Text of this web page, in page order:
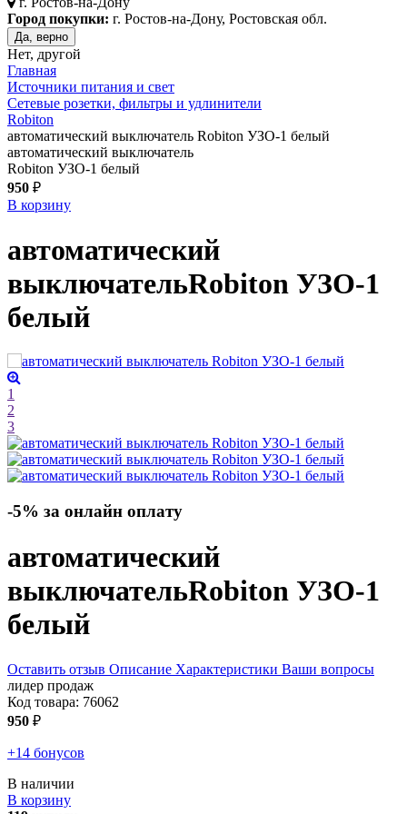
Город покупки: г. Ростов-на-Дону, Ростовская обл.
Да, верно
Нет, другой
Главная
Источники питания и свет
Сетевые розетки, фильтры и удлинители
Robiton
автоматический выключатель Robiton УЗО-1 белый
автоматический выключатель
Robiton УЗО-1 белый
950 ₽
В корзину
автоматический
выключательRobiton УЗО-1
белый
1
2
3
-5% за онлайн оплату
автоматический
выключательRobiton УЗО-1
белый
Оставить отзыв Описание Характеристики Ваши вопросы
лидер продаж
Код товара: 76062
950 ₽
+14 бонусов
В наличии
В корзину